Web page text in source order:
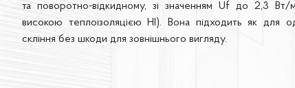
та поворотно-відкидному, зі значенням Uf до 2,3 Вт/
високою теплоізоляцією HI). Вона підходить як для
скління без шкоди для зовнішнього вигляду.